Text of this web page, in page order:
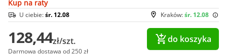
Kup na raty
Kraków:śr. 12.08
U ciebie:śr. 12.08
128,44zł/szt.
Darmowa dostawa od 250 zł
do koszyka